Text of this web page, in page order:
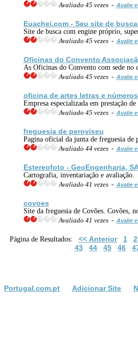
Avaliado 45 vezes - Avalie
Euachei.com - Seu site de
Site de busca com engine próprio,
Avaliado 45 vezes - Avalie
Oficinas do Convento
As Oficinas do Convento com sede no
Avaliado 45 vezes - Avalie
oficina de artes letras e números
Empresa especializada em prestação
Avaliado 45 vezes - Avalie
freguesia de peroviseu
Pagina oficial da junta de freguesia de
Avaliado 44 vezes - Avalie
Estereofoto - GeoEngenharia,
Cartografia, inventariação e avaliação.
Avaliado 41 vezes - Avalie
covoes
Site da freguesia de Covões. Covões,
Avaliado 41 vezes - Avalie
Página de Resultados: << Anterior 1 2
43
44 45 46
Portugal.com.pt Adicionar Site